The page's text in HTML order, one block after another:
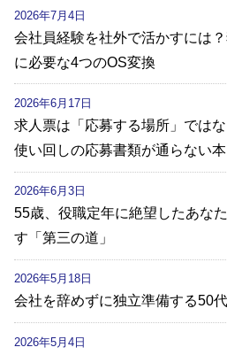
会社員経験を社外で活かすには
に必要な4つのOS変換
2026年7月4日
求人票は「応募する場所」では
使い回しの応募書類が通らない
2026年6月17日
55歳、役職定年に絶望したあな
す「第三の道」
2026年6月3日
会社を辞めずに独立準備する50
2026年5月18日
2026年5月4日